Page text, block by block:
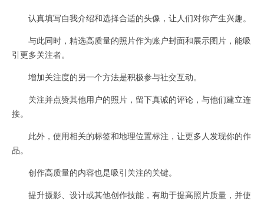
认真填写自我介绍和选择合适的头像，让人们对你产生兴趣。
与此同时，精选高质量的照片作为账户封面和展示图片，能吸
引更多关注者。
增加关注度的另一个方法是积极参与社交互动。
关注并点赞其他用户的照片，留下真诚的评论，与他们建立连
接。
此外，使用相关的标签和地理位置标注，让更多人发现你的作
品。
创作高质量的内容也是吸引关注的关键。
提升摄影、设计或其他创作技能，有助于提高照片质量，并使